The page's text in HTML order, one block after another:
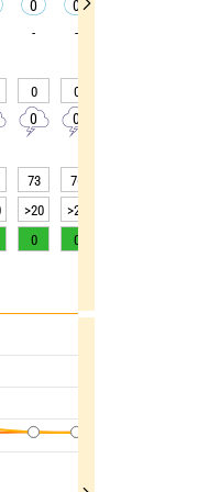
0 0
- -
0 0
0 0
73 76
>20 >20
0 0